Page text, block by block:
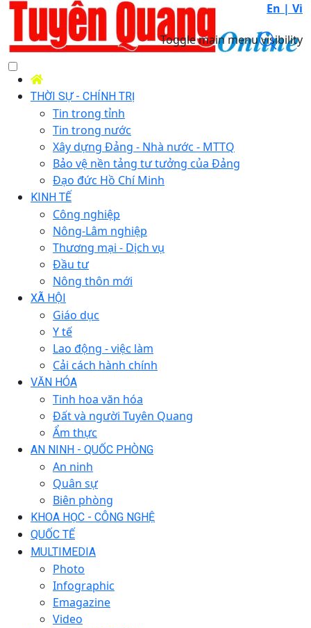
En | Vi
Toggle main menu visibility
THỜI SỰ - CHÍNH TRỊ
Tin trong tỉnh
Tin trong nước
Xây dựng Đảng - Nhà nước - MTTQ
Bảo vệ nền tảng tư tưởng của Đảng
Đạo đức Hồ Chí Minh
KINH TẾ
Công nghiệp
Nông-Lâm nghiệp
Thương mại - Dịch vụ
Đầu tư
Nông thôn mới
XÃ HỘI
Giáo dục
Y tế
Lao động - việc làm
Cải cách hành chính
VĂN HÓA
Tinh hoa văn hóa
Đất và người Tuyên Quang
Ẩm thực
AN NINH - QUỐC PHÒNG
An ninh
Quân sự
Biên phòng
KHOA HỌC - CÔNG NGHỆ
QUỐC TẾ
MULTIMEDIA
Photo
Infographic
Emagazine
Video